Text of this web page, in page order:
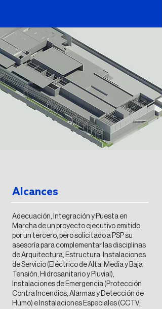
Alcances
Adecuación, Integración y Puesta en
Marcha de un proyecto ejecutivo emitido
por un tercero, pero solicitado a PSP su
asesoría para complementar las disciplinas
de Arquitectura, Estructura, Instalaciones
de Servicio (Eléctrico de Alta, Media y Baja
Tensión, Hidrosanitario y Pluvial),
Instalaciones de Emergencia (Protección
Contra Incendios, Alarmas y Detección de
Humo) e Instalaciones Especiales (CCTV,